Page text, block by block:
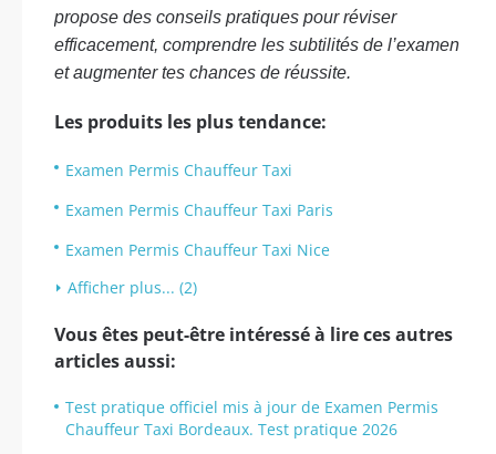
propose des conseils pratiques pour réviser
efficacement, comprendre les subtilités de l’examen
et augmenter tes chances de réussite.
Les produits les plus tendance:
Examen Permis Chauffeur Taxi
Examen Permis Chauffeur Taxi Paris
Examen Permis Chauffeur Taxi Nice
Afficher plus... (2)
Vous êtes peut-être intéressé à lire ces autres
articles aussi:
Test pratique officiel mis à jour de Examen Permis
Chauffeur Taxi Bordeaux. Test pratique 2026